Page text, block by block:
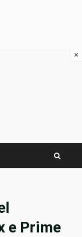
e Prime
×